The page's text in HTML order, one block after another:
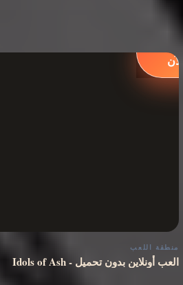
منطقة اللعب
Idols of Ash - العب أونلاين بدون تحميل